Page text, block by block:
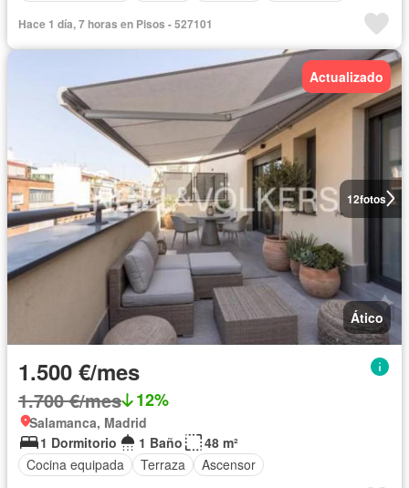
Hace 1 día, 7 horas en Pisos - 527101
12fotos
Actualizado
Ático
1.500 €/mes
1.700 €/mes 12%
Salamanca, Madrid
1 Dormitorio
1 Baño
48 m²
Cocina equipada
Terraza Ascensor